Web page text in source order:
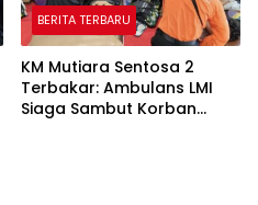
BERITA TERBARU
KM Mutiara Sentosa 2
Terbakar: Ambulans LMI
Siaga Sambut Korban